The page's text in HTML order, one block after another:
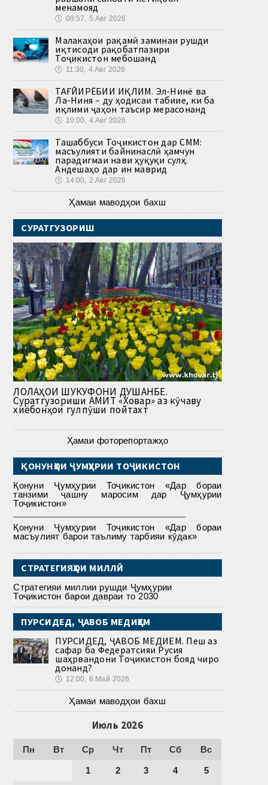
менамояд
🕔 09:57, 5.Авг 2026
Малакаҳои рақамӣ заминаи рушди
иқтисоди рақобатпазири
Тоҷикистон мебошанд
🕔 11:30, 4.Авг 2026
ТАҒЙИРЁБИИ ИҚЛИМ. Эл-Нинё ва
Ла-Ниня – ду ҳодисаи табиие, ки ба
иқлими ҷаҳон таъсир мерасонанд
🕔 10:00, 4.Авг 2026
Ташаббуси Тоҷикистон дар СММ:
масъулияти байнинаслӣ ҳамчун
парадигмаи нави ҳуқуқи сулҳ.
Андешаҳо дар ин маврид
🕔 14:00, 2.Авг 2026
Ҳамаи маводҳои бахш
СУРАТГУЗОРИШ
ЛОЛАҲОИ ШУКУФОНИ ДУШАНБЕ.
Суратгузориши АМИТ «Ховар» аз кӯчаву
хиёбонҳои гулпӯши пойтахт
Ҳамаи фоторепортажҳо
ҚОНУНҲОИ ҶУМҲУРИИ ТОҶИКИСТОН
Қонуни Ҷумҳурии Тоҷикистон «Дар бораи
танзими ҷашну маросим дар Ҷумҳурии
Тоҷикистон»
Қонуни Ҷумҳурии Тоҷикистон «Дар бораи
масъулият барои таълиму тарбияи кӯдак»
СТРАТЕГИЯҲОИ МИЛЛӢ
Стратегияи миллии рушди Ҷумҳурии
Тоҷикистон барои давраи то 2030
ПУРСИДЕД, ҶАВОБ МЕДИҲЕМ
ПУРСИДЕД, ҶАВОБ МЕДИҲЕМ. Пеш аз
сафар ба Федератсияи Русия
шаҳрвандони Тоҷикистон бояд чиро
донанд?
🕔 12:00, 6.Май 2026
Ҳамаи маводҳои бахш
Июль 2026
Пн Вт Ср Чт Пт Сб Вс
1 2 3 4 5